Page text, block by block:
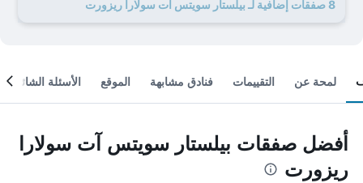
8 صفقات إضافية لـ بيلستار سويتس آت سولارا ريزورت
لمحة عن التقييمات فنادق مشابهة الموقع الأسئلة الشائعة
أفضل صفقات بيلستار سويتس آت سولارا
ريزورت